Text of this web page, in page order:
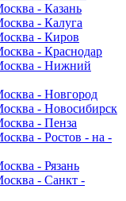
- Казань
- Калуга
- Киров
- Краснодар
- Нижний
- Новгород
- Новосибирск
- Пенза
- Ростов - на -
- Рязань
- Санкт -